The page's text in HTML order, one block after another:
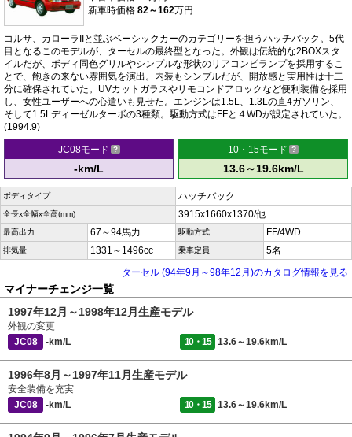
新車時価格 82～162万円
コルサ、カローラIIと並ぶベーシックカーのカテゴリーを担うハッチバック。5代
目となるこのモデルが、ターセルの最終型となった。外観は伝統的な2BOXスタ
イルだが、ボディ同色グリルやシンプルな形状のリアコンビランプを採用するこ
とで、飽きの来ない雰囲気を演出。内装もシンプルだが、開放感と実用性は十二
分に確保されていた。UVカットガラスやリモコンドアロックなど便利装備を採用
し、女性ユーザーへの心遣いも見せた。エンジンは1.5L、1.3Lの直4ガソリン、
そして1.5Lディーゼルターボの3種類。駆動方式はFFと４WDが設定されていた。
(1994.9)
JC08モード
-km/L
10・15モード
13.6～19.6km/L
ボディタイプ ハッチバック
全長x全幅x全高(mm) 3915x1660x1370/他
最高出力 67～94馬力 駆動方式 FF/4WD
排気量 1331～1496cc 乗車定員
5名
ターセル (94年9月～98年12月)のカタログ情報を見る
マイナーチェンジ一覧
1997年12月～1998年12月生産モデル
外観の変更
JC08
-km/L 10・15 13.6～19.6km/L
1996年8月～1997年11月生産モデル
安全装備を充実
JC08
-km/L 10・15 13.6～19.6km/L